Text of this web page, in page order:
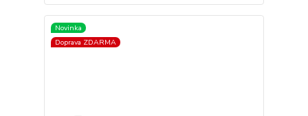
Novinka
Doprava ZDARMA